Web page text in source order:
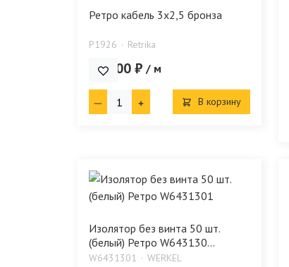
Ретро кабель 3х2,5 бронза
P1926 Retrika
234.00 ₽ / м
В корзину
Изолятор без винта 50 шт.
(белый) Ретро W643130...
W6431301 WERKEL